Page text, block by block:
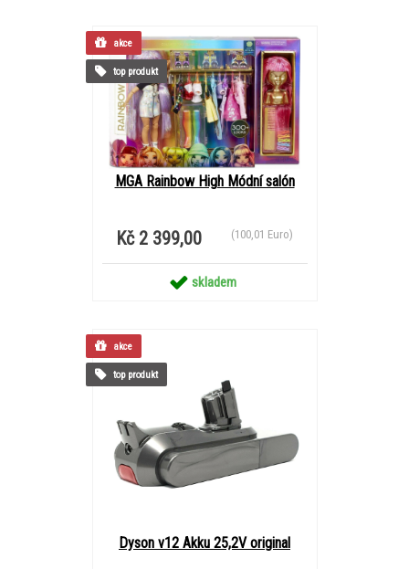
MGA Rainbow High Módní salón
Kč 2 399,00 (100,01 Euro)
skladem
akce
top produkt
Dyson v12 Akku 25,2V original
akce
top produkt